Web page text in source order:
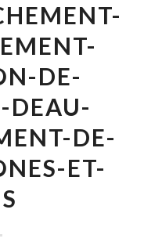
DE-
DEAU-
DE-
ET-